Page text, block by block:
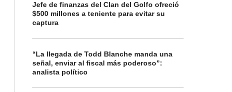
Jefe de finanzas del Clan del Golfo ofreció
$500 millones a teniente para evitar su
captura
“La llegada de Todd Blanche manda una
señal, enviar al fiscal más poderoso”:
analista político